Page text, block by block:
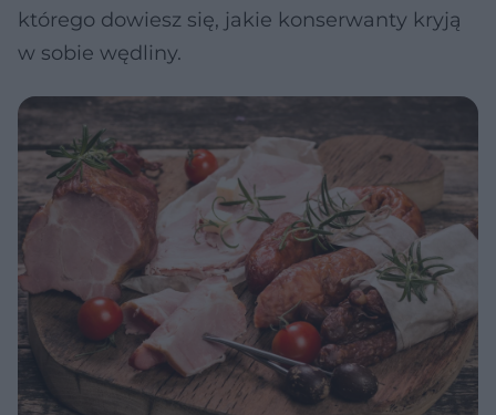
którego dowiesz się, jakie konserwanty kryją
w sobie wędliny.